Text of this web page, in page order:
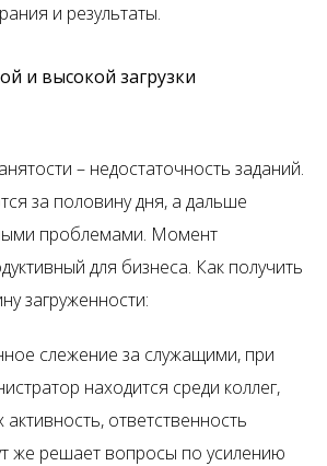
и результаты.
и высокой загрузки
– недостаточность заданий.
за половину дня, а дальше
проблемами. Момент
для бизнеса. Как получить
загруженности:
слежение за служащими, при
находится среди коллег,
активность, ответственность
же решает вопросы по усилению